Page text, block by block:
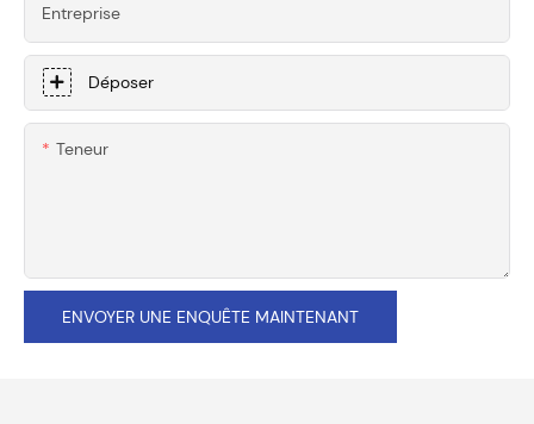
Entreprise
Déposer
Teneur
ENVOYER UNE ENQUÊTE MAINTENANT